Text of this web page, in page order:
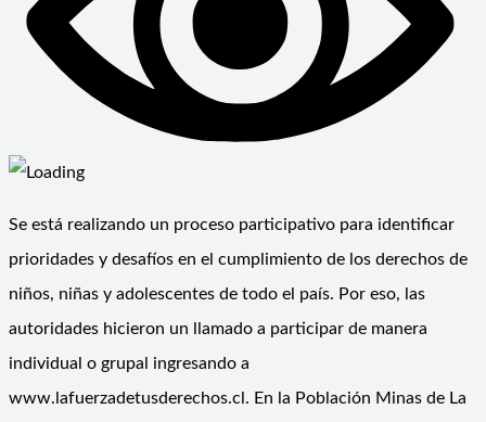
Se está realizando un proceso participativo para identificar
prioridades y desafíos en el cumplimiento de los derechos de
niños, niñas y adolescentes de todo el país. Por eso, las
autoridades hicieron un llamado a participar de manera
individual o grupal ingresando a
www.lafuerzadetusderechos.cl. En la Población Minas de La